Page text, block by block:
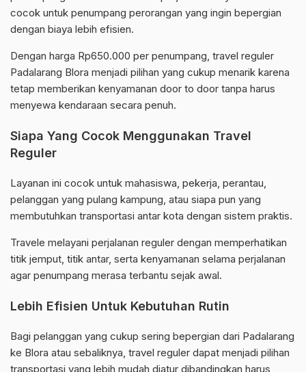
cocok untuk penumpang perorangan yang ingin bepergian
dengan biaya lebih efisien.
Dengan harga Rp650.000 per penumpang, travel reguler
Padalarang Blora menjadi pilihan yang cukup menarik karena
tetap memberikan kenyamanan door to door tanpa harus
menyewa kendaraan secara penuh.
Siapa Yang Cocok Menggunakan Travel
Reguler
Layanan ini cocok untuk mahasiswa, pekerja, perantau,
pelanggan yang pulang kampung, atau siapa pun yang
membutuhkan transportasi antar kota dengan sistem praktis.
Travele melayani perjalanan reguler dengan memperhatikan
titik jemput, titik antar, serta kenyamanan selama perjalanan
agar penumpang merasa terbantu sejak awal.
Lebih Efisien Untuk Kebutuhan Rutin
Bagi pelanggan yang cukup sering bepergian dari Padalarang
ke Blora atau sebaliknya, travel reguler dapat menjadi pilihan
transportasi yang lebih mudah diatur dibandingkan harus